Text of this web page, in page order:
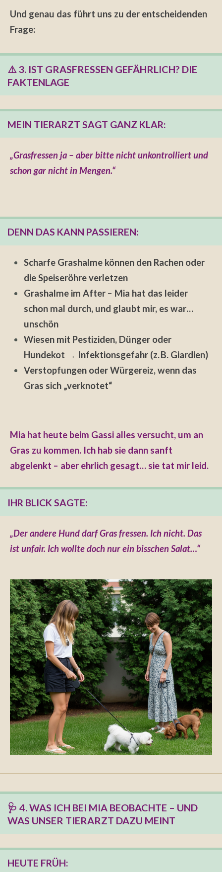
Und genau das führt uns zu der entscheidenden
Frage:
⚠️ 3. IST GRASFRESSEN GEFÄHRLICH? DIE
FAKTENLAGE
MEIN TIERARZT SAGT GANZ KLAR:
„Grasfressen ja – aber bitte nicht unkontrolliert und
schon gar nicht in Mengen.“
DENN DAS KANN PASSIEREN:
Scharfe Grashalme können den Rachen oder
die Speiseröhre verletzen
Grashalme im After – Mia hat das leider
schon mal durch, und glaubt mir, es war…
unschön
Wiesen mit Pestiziden, Dünger oder
Hundekot → Infektionsgefahr (z. B. Giardien)
Verstopfungen oder Würgereiz, wenn das
Gras sich „verknotet“
Mia hat heute beim Gassi alles versucht, um an
Gras zu kommen. Ich hab sie dann sanft
abgelenkt – aber ehrlich gesagt… sie tat mir leid.
IHR BLICK SAGTE:
„Der andere Hund darf Gras fressen. Ich nicht. Das
ist unfair. Ich wollte doch nur ein bisschen Salat…“
🩺 4. WAS ICH BEI MIA BEOBACHTE – UND
WAS UNSER TIERARZT DAZU MEINT
HEUTE FRÜH: